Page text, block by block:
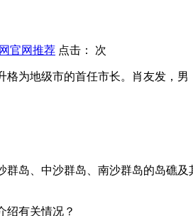
官网推荐 点击： 次
为地级市的首任市长。肖友发，男
岛、中沙群岛、南沙群岛的岛礁及
有关情况？